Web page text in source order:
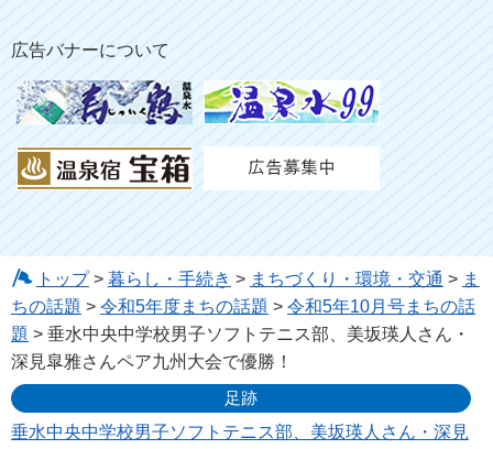
広告バナーについて
トップ> 暮らし・手続き > まちづくり・環境・交通 > ま
ちの話題 > 令和5年度まちの話題 > 令和5年10月号まちの話
題 > 垂水中央中学校男子ソフトテニス部、美坂瑛人さん・
深見皐雅さんペア九州大会で優勝！
足跡
垂水中央中学校男子ソフトテニス部、美坂瑛人さん・深見